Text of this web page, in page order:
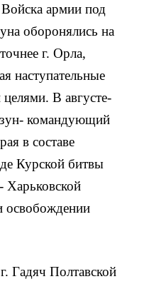
армии под
оборонялись на
г. Орла,
наступательные
В августе-
командующий
в составе
Курской битвы
Харьковской
освобождении
Гадяч Полтавской